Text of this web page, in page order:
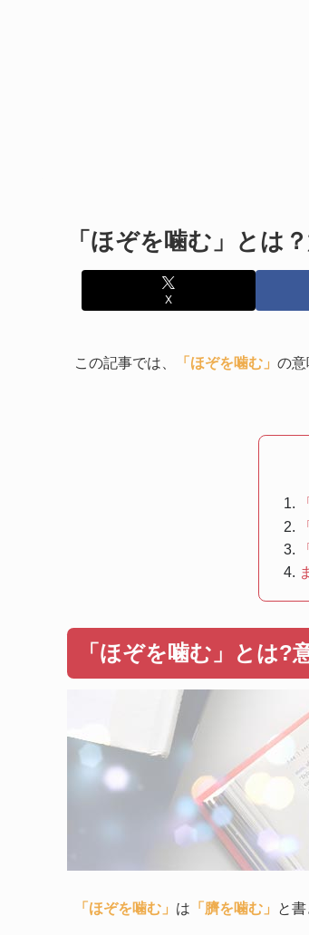
「ほぞを噛む」とは
X
この記事では、 「ほぞを噛む」 の意
「ほぞを噛む」とは?
「ほぞを噛む」 は 「臍を噛む」 と書